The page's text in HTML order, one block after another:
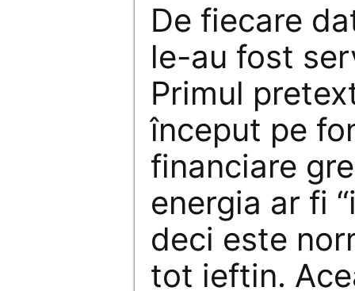
De fiecare
le-au fost
Primul
început pe
financiare
energia ar fi
deci este
tot ieftin.